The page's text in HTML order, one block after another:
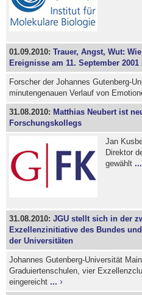
01.09.2010:Trauer, Angst, Wut:
Ereignisse am 11. September 2001
Forscher der Johannes Gutenberg-
minutengenauen Verlauf von
31.08.2010: Matthias Neubert ist
Forschungskollegs
Jan
Direktor
gewählt ...
31.08.2010:JGU stellt sich in der
Exzellenzinitiative des Bundes
der Universitäten
Johannes Gutenberg-Universität
Graduiertenschulen, vier
eingereicht...